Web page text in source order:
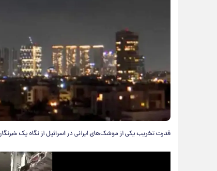
قدرت تخریب یکی از موشک‌های ایرانی در اسرائیل از نگاه یک